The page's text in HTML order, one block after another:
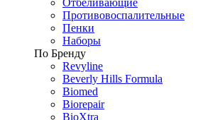
Отбеливающие
Противовоспалительные
Пенки
Наборы
По Бренду
Revyline
Beverly Hills Formula
Biomed
Biorepair
BioXtra